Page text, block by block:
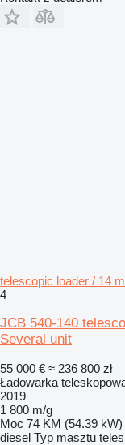
telescopic loader / 14
4
JCB 540-140
Several unit
55 000 € ≈ 236 800 zł
Ładowarka
2019
1 800 m/g
Moc 74 KM (54.39 kW)
diesel Typ masztu